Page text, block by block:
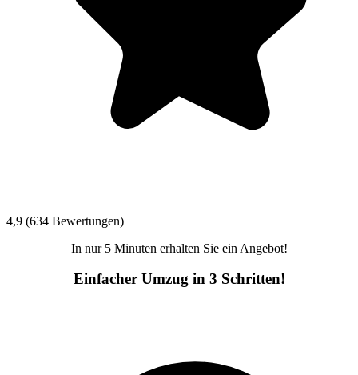
4,9 (634 Bewertungen)
In nur 5 Minuten erhalten Sie ein Angebot!
Einfacher Umzug in 3 Schritten!